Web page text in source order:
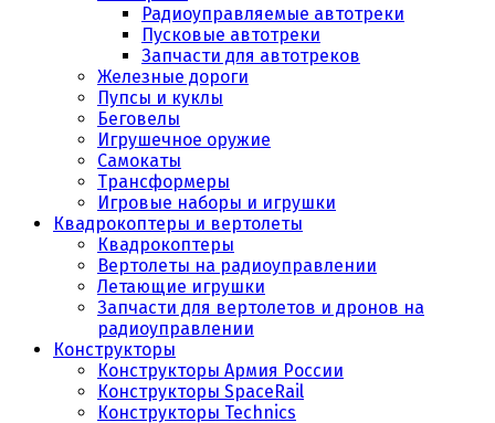
Радиоуправляемые автотреки
Пусковые автотреки
Запчасти для автотреков
Железные дороги
Пупсы и куклы
Беговелы
Игрушечное оружие
Самокаты
Трансформеры
Игровые наборы и игрушки
Квадрокоптеры и вертолеты
Квадрокоптеры
Вертолеты на радиоуправлении
Летающие игрушки
Запчасти для вертолетов и дронов на
радиоуправлении
Конструкторы
Конструкторы Армия России
Конструкторы SpaceRail
Конструкторы Technics